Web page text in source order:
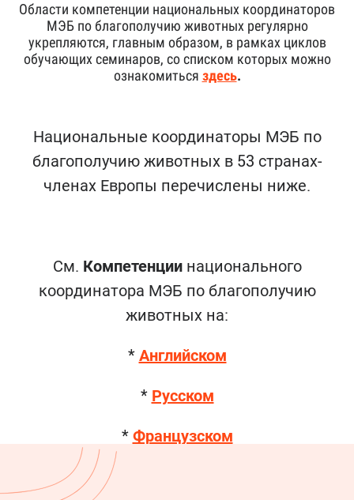
Области компетенции национальных координаторов
МЭБ по благополучию животных регулярно
укрепляются, главным образом, в рамках циклов
обучающих семинаров, со списком которых можно
ознакомиться здесь.
Национальные координаторы МЭБ по
благополучию животных в 53 странах-
членах Европы перечислены ниже.
См. Компетенциинационального
координатора МЭБ по благополучию
животных на:
*Английском
* Русском
*Французском